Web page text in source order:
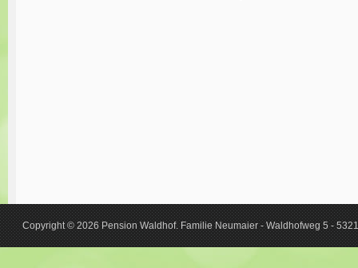
Copyright © 2026 Pension Waldhof. Familie Neumaier - Waldhofweg 5 -